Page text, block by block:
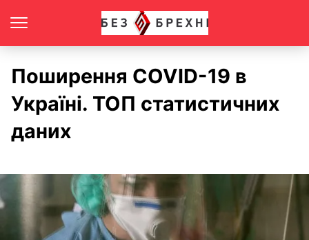
Поширення COVID-19 в
Україні. ТОП статистичних
даних